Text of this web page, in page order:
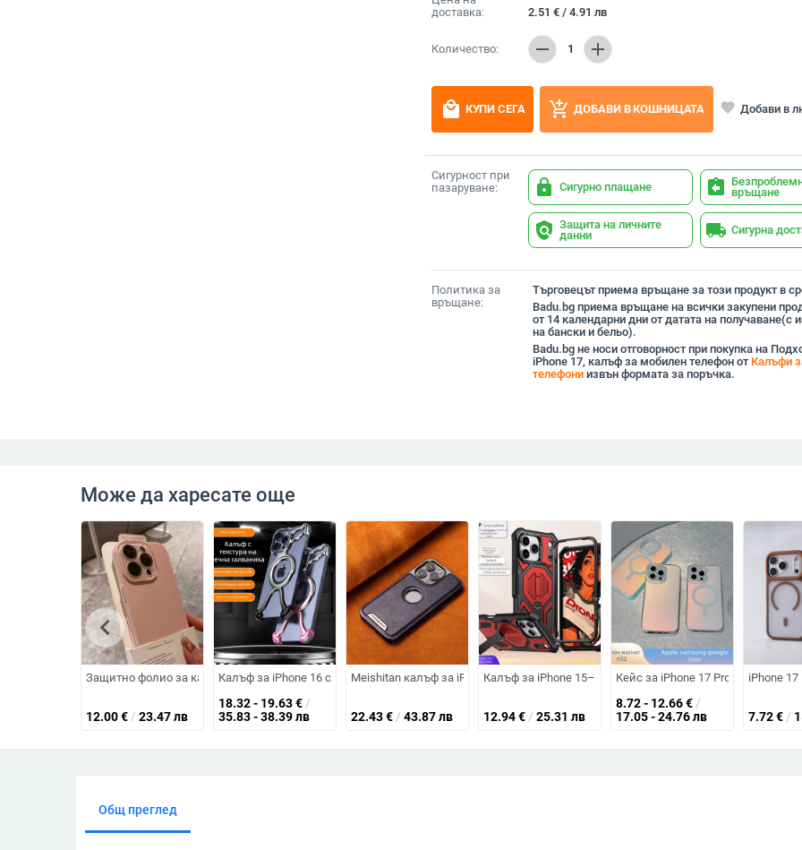
доставка:
2.51 € / 4.91 лв
Количество: remove 1 add
local_mall КУПИ СЕГА add_shopping_cart ДОБАВИ В КОШНИЦАТА favorite Добави в
Сигурност при
пазаруване:
lock Сигурно плащане assignment_return връщане
policy Защита на личните
данни
local_shipping Сигурна
Политика за
връщане:
Търговецът приема връщане за този продукт в
Badu.bg приема връщане на всички закупени
от 14 календарни дни от датата на получаване(с
на бански и бельо).
Badu.bg не носи отговорност при покупка на
iPhone 17, калъф за мобилен телефон от Калъфи
телефониизвън формата за поръчка.
Може да харесате още
Защитно фолио за камера на iPhone с текстура на личи, силикон, матово покритие, против изпускане, съвместимо с iPhone
12.00€ / 23.47 лв
Калъф за iPhone 16 с прорези и магнитно охлаждане — тънък, удароустойчив, минималистичен стил
18.32 - 19.63€ /
35.83 - 38.39 лв
Meishitan калъф за iPhone 14, 14 Pro и 14 Pro Max — магнитно прикрепване, пълен
22.43€ / 43.87 лв
Калъф за iPhone 15–17 серия с магнитна стойка, три
12.94€ / 25.31 лв
Кейс за iPhone 17 Pro с матов
8.72 - 12.66€ /
17.05 - 24.76 лв
iPhone
7.72€ /
chevron_left
Общ преглед